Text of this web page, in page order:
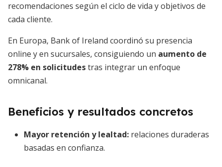
recomendaciones según el ciclo de vida y objetivos de
cada cliente.
En Europa, Bank of Ireland coordinó su presencia
online y en sucursales, consiguiendo un aumento de
278% en solicitudestras integrar un enfoque
omnicanal.
Beneficios y resultados concretos
Mayor retención y lealtad: relaciones duraderas
basadas en confianza.